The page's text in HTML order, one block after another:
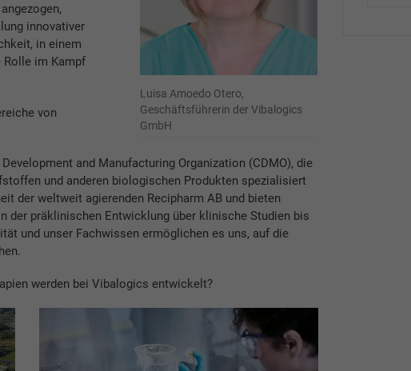
innovativer
in einem
Rolle im Kampf
von
Luisa Amoedo Otero,
Geschäftsführerin der Vibalogics
GmbH
and Manufacturing Organization (CDMO), die
und anderen biologischen Produkten spezialisiert
der weltweit agierenden Recipharm AB und bieten
der präklinischen Entwicklung über klinische Studien bis
und unser Fachwissen ermöglichen es uns, auf die
werden bei Vibalogics entwickelt?